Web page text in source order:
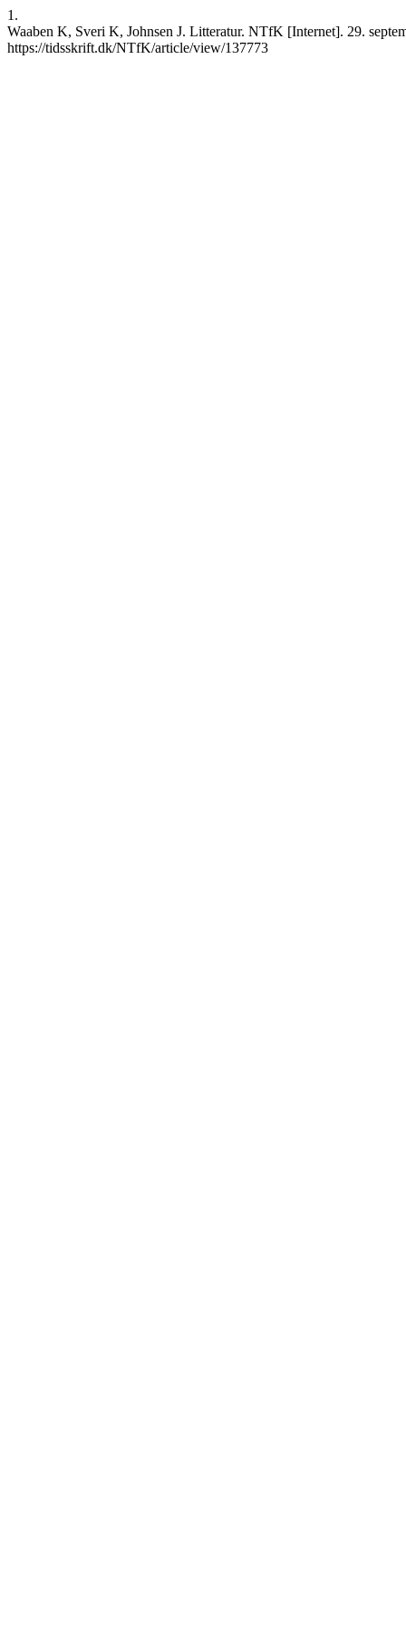
1.
Waaben K, Sveri K, Johnsen J. Litteratur. NTfK [Internet]. 29.
https://tidsskrift.dk/NTfK/article/view/137773